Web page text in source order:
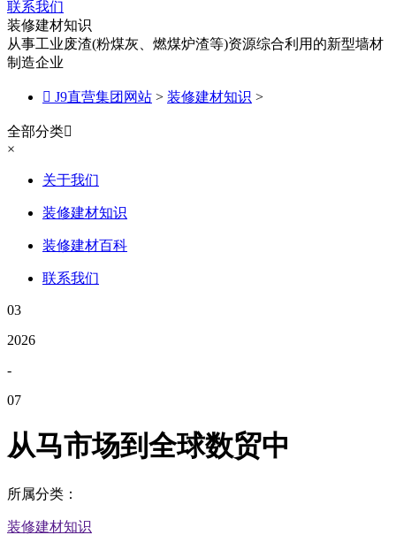
联系我们
装修建材知识
从事工业废渣(粉煤灰、燃煤炉渣等)资源综合利用的新型墙材
制造企业
 J9直营集团网站 > 装修建材知识 >
全部分类
×
关于我们
装修建材知识
装修建材百科
联系我们
03
2026
-
07
从马市场到全球数贸中
所属分类：
装修建材知识